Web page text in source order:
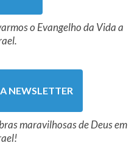
o Evangelho da Vida a
NEWSLETTER
maravilhosas de Deus em